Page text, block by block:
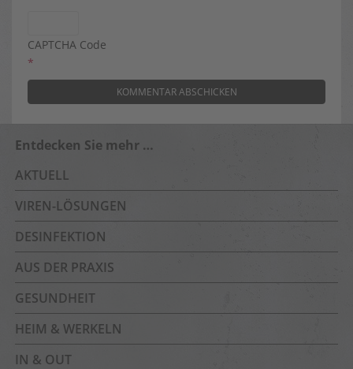
CAPTCHA Code
*
Entdecken Sie mehr …
AKTUELL
VIREN-LÖSUNGEN
DESINFEKTION
AUS DER PRAXIS
GESUNDHEIT
HEIM & WERKELN
IN & OUT